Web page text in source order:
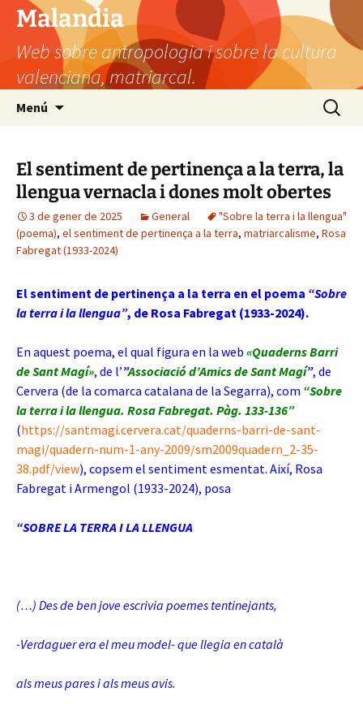
Vés
contingut
Malandia
Web sobre antropologia i sobre la cultura
valenciana, matriarcal.
Menú Cerca:
El sentiment de pertinença a la terra, la
llengua vernacla i dones molt obertes
3 de gener de 2025 General
"Sobre la terra i la llengua"
(poema), el sentiment de pertinença a la terra, matriarcalisme, Rosa
Fabregat (1933-2024)
El sentiment de pertinença a la terra en el poema “Sobre
la terra i la llengua”, de Rosa Fabregat (1933-2024).
En aquest poema, el qual figura en la web «Quaderns Barri
de Sant Magí», de l’”Associació d’Amics de Sant Magí”, de
Cervera (de la comarca catalana de la Segarra), com “Sobre
la terra i la llengua. Rosa Fabregat. Pàg. 133-136”
(https://santmagi.cervera.cat/quaderns-barri-de-sant-
magi/quadern-num-1-any-2009/sm2009quadern_2-35-
38.pdf/view), copsem el sentiment esmentat. Així, Rosa
Fabregat i Armengol (1933-2024), posa
“SOBRE LA TERRA I LA LLENGUA
(…) Des de ben jove escrivia poemes tentinejants,
-Verdaguer era el meu model- que llegia en català
als meus pares i als meus avis.